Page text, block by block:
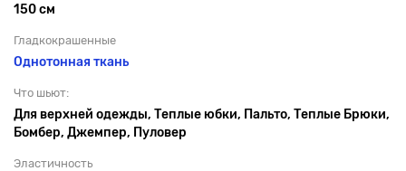
150 см
Гладкокрашенные
Однотонная ткань
Что шьют:
Для верхней одежды, Теплые юбки, Пальто, Теплые Брюки,
Бомбер, Джемпер, Пуловер
Эластичность